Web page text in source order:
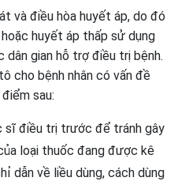
và điều hòa huyết áp, do đó
huyết áp thấp sử dụng
dân gian hỗ trợ điều trị bệnh.
cho bệnh nhân có vấn đề
sau:
sĩ điều trị trước để tránh gây
loại thuốc đang được kê
dẫn về liều dùng, cách dùng